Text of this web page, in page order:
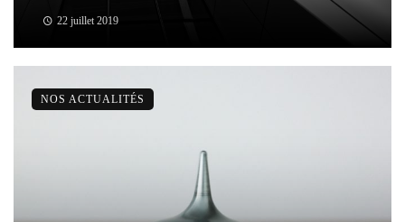
22 juillet 2019
NOS ACTUALITÉS